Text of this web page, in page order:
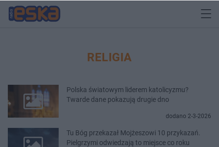
RELIGIA
Polska światowym liderem katolicyzmu?
Twarde dane pokazują drugie dno
dodano 2-3-2026
Tu Bóg przekazał Mojżeszowi 10 przykazań.
Pielgrzymi odwiedzają to miejsce co roku